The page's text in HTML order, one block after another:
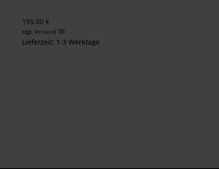
195,00 €
zzgl. Versand
Lieferzeit: 1-3 Werktage